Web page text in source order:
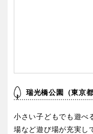
瑞光橋公園（東京都
小さい子どもでも遊べ
場など遊び場が充実し